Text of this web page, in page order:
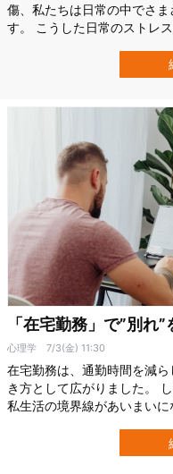
傷、私たちは日常の中でさ
す。 こうした日常のストレ
向があるのでしょうか？ 米
よると、ある性質が強い人
「在宅勤務」で”別れ
心理学 7/3(金) 11:30
在宅勤務は、通勤時間を減
き方として広がりました。
私生活の境界線があいまい
ぶのでしょうか。 英インペ
（Imperial Business School